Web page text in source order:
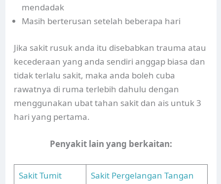
mendadak
Masih berterusan setelah beberapa hari
Jika sakit rusuk anda itu disebabkan trauma atau
kecederaan yang anda sendiri anggap biasa dan
tidak terlalu sakit, maka anda boleh cuba
rawatnya di ruma terlebih dahulu dengan
menggunakan ubat tahan sakit dan ais untuk 3
hari yang pertama.
Penyakit lain yang berkaitan:
Sakit Tumit Sakit Pergelangan Tangan